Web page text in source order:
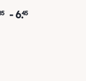
dag verzonden! Je
-6.45